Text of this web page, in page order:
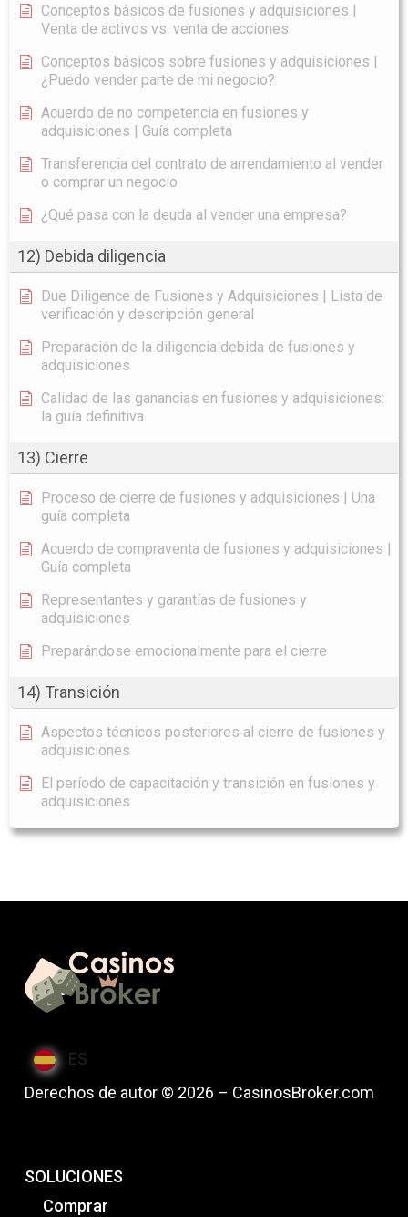
Conceptos básicos de fusiones y adquisiciones |
Venta de activos vs. venta de acciones
Conceptos básicos sobre fusiones y adquisiciones |
¿Puedo vender parte de mi negocio?
Acuerdo de no competencia en fusiones y
adquisiciones | Guía completa
Transferencia del contrato de arrendamiento al vender
o comprar un negocio
¿Qué pasa con la deuda al vender una empresa?
12) Debida diligencia
Due Diligence de Fusiones y Adquisiciones | Lista de
verificación y descripción general
Preparación de la diligencia debida de fusiones y
adquisiciones
Calidad de las ganancias en fusiones y adquisiciones:
la guía definitiva
13) Cierre
Proceso de cierre de fusiones y adquisiciones | Una
guía completa
Acuerdo de compraventa de fusiones y adquisiciones |
Guía completa
Representantes y garantías de fusiones y
adquisiciones
Preparándose emocionalmente para el cierre
14) Transición
Aspectos técnicos posteriores al cierre de fusiones y
adquisiciones
El período de capacitación y transición en fusiones y
adquisiciones
ES
Derechos de autor © 2026 – CasinosBroker.com
SOLUCIONES
Comprar